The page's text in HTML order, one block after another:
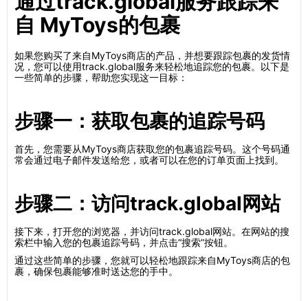
自 MyToys的包裹
如果您购买了来自MyToys商店的产品，并想要跟踪包裹的发货情
况，您可以使用track.global服务来轻松地追踪您的包裹。以下是
一些简单的步骤，帮助您实现这一目标：
步骤一：获取包裹的追踪号码
首先，您需要从MyToys商店获取您的包裹追踪号码。这个号码通
常会通过电子邮件发送给您，或者可以在您的订单页面上找到。
步骤二：访问track.global网站
接下来，打开您的浏览器，并访问track.global网站。在网站的搜
索栏中输入您的包裹追踪号码，并点击“搜索”按钮。
通过这些简单的步骤，您就可以轻松地跟踪来自MyToys商店的包
裹，确保包裹能够准时送达您的手中。